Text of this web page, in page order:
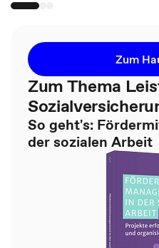
Zum
Zum Thema
So geht's:
der sozialen Arbeit